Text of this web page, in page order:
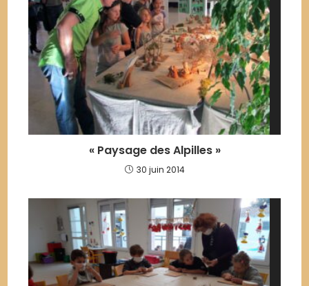
« Paysage des Alpilles »
30 juin 2014